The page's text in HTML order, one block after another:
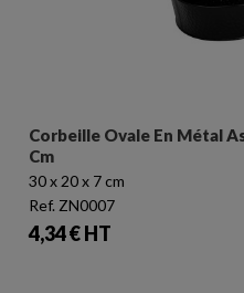
Corbeille Ovale En Métal
Cm
30 x 20 x 7 cm
Ref. ZN0007
Prix
4,34 € HT